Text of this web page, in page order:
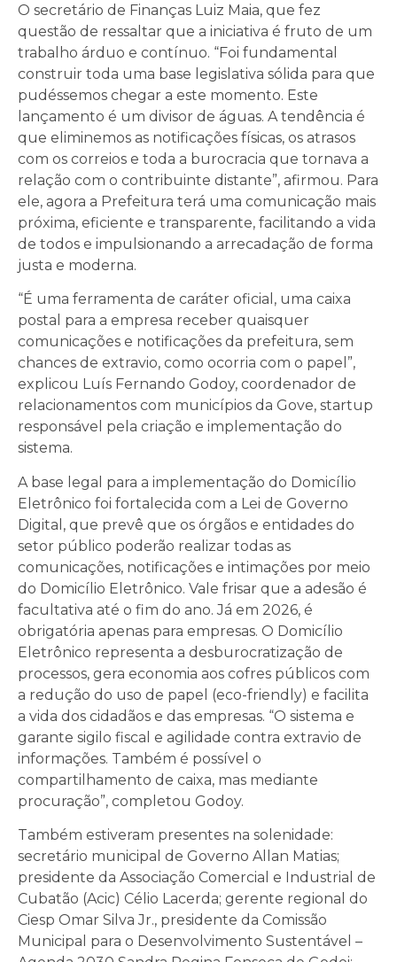
O secretário de Finanças Luiz Maia, que fez
questão de ressaltar que a iniciativa é fruto de um
trabalho árduo e contínuo. “Foi fundamental
construir toda uma base legislativa sólida para que
pudéssemos chegar a este momento. Este
lançamento é um divisor de águas. A tendência é
que eliminemos as notificações físicas, os atrasos
com os correios e toda a burocracia que tornava a
relação com o contribuinte distante”, afirmou. Para
ele, agora a Prefeitura terá uma comunicação mais
próxima, eficiente e transparente, facilitando a vida
de todos e impulsionando a arrecadação de forma
justa e moderna.
“É uma ferramenta de caráter oficial, uma caixa
postal para a empresa receber quaisquer
comunicações e notificações da prefeitura, sem
chances de extravio, como ocorria com o papel”,
explicou Luís Fernando Godoy, coordenador de
relacionamentos com municípios da Gove, startup
responsável pela criação e implementação do
sistema.
A base legal para a implementação do Domicílio
Eletrônico foi fortalecida com a Lei de Governo
Digital, que prevê que os órgãos e entidades do
setor público poderão realizar todas as
comunicações, notificações e intimações por meio
do Domicílio Eletrônico. Vale frisar que a adesão é
facultativa até o fim do ano. Já em 2026, é
obrigatória apenas para empresas. O Domicílio
Eletrônico representa a desburocratização de
processos, gera economia aos cofres públicos com
a redução do uso de papel (eco-friendly) e facilita
a vida dos cidadãos e das empresas. “O sistema e
garante sigilo fiscal e agilidade contra extravio de
informações. Também é possível o
compartilhamento de caixa, mas mediante
procuração”, completou Godoy.
Também estiveram presentes na solenidade:
secretário municipal de Governo Allan Matias;
presidente da Associação Comercial e Industrial de
Cubatão (Acic) Célio Lacerda; gerente regional do
Ciesp Omar Silva Jr., presidente da Comissão
Municipal para o Desenvolvimento Sustentável –